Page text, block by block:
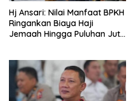
Hj Ansari: Nilai Manfaat BPKH
Ringankan Biaya Haji
Jemaah Hingga Puluhan Juta